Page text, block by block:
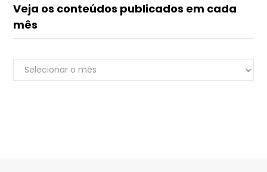
Renato do Luvik
Veja os conteúdos publicados em cada
mês
Veja
os